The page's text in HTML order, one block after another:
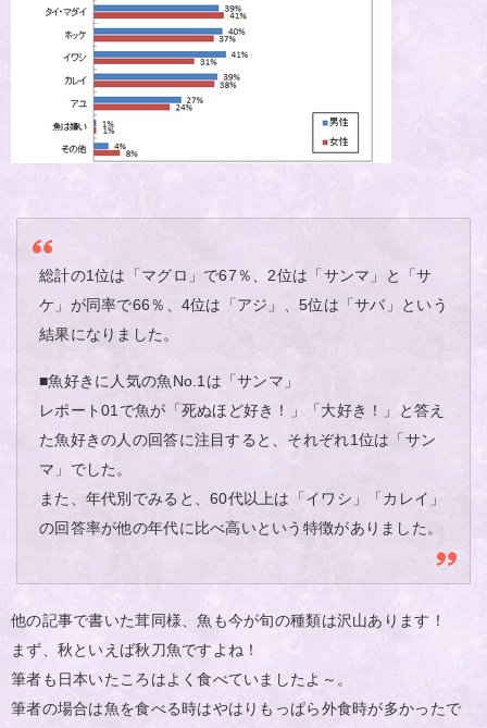
総計の1位は「マグロ」で67％、2位は「サンマ」と「サ
ケ」が同率で66％、4位は「アジ」、5位は「サバ」という
結果になりました。
■魚好きに人気の魚No.1は「サンマ」
レポート01で魚が「死ぬほど好き！」「大好き！」と答え
た魚好きの人の回答に注目すると、それぞれ1位は「サン
マ」でした。
また、年代別でみると、60代以上は「イワシ」「カレイ」
の回答率が他の年代に比べ高いという特徴がありました。
他の記事で書いた茸同様、魚も今が旬の種類は沢山あります！
まず、秋といえば秋刀魚ですよね！
筆者も日本いたころはよく食べていましたよ～。
筆者の場合は魚を食べる時はやはりもっぱら外食時が多かったで